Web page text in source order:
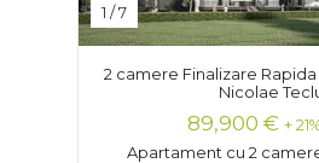
1 /7
2 camere Finalizare
Nicolae
89,900 € +
Apartament cu 2